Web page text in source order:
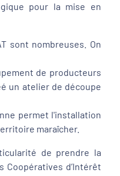
pour la mise en
sont nombreuses. On
de producteurs
un atelier de découpe
permet l'installation
maraîcher.
de prendre la
Coopératives d’Intérêt